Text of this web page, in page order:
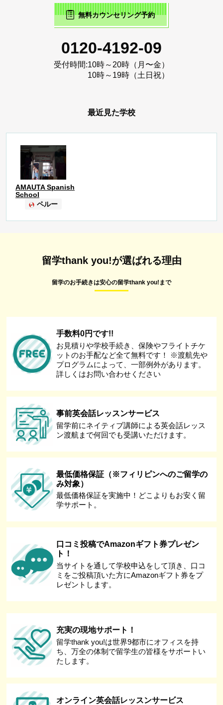
無料カウンセリング予約
0120-4192-09
受付時間:10時～20時（月〜金）
10時～19時（土日祝）
最近見た学校
AMAUTA Spanish
School
ペルー
留学thank you!が選ばれる理由
留学のお手続きは安心の留学thank you!まで
手数料0円です!!
お見積りや学校手続き、保険やフライトチケ
ットのお手配など全て無料です！ ※渡航先や
プログラムによって、一部例外があります。
詳しくはお問い合わせください
事前英会話レッスンサービス
留学前にネイティブ講師による英会話レッス
ン渡航まで何回でも受講いただけます。
最低価格保証（※フィリピンへのご留学の
み対象）
最低価格保証を実施中！どこよりもお安く留
学サポート。
口コミ投稿でAmazonギフト券プレゼン
ト！
当サイトを通して学校申込をして頂き、口コ
ミをご投稿頂いた方にAmazonギフト券をプ
レゼントします。
充実の現地サポート！
留学thank you!は世界9都市にオフィスを持
ち、万全の体制で留学生の皆様をサポートい
たします。
オンライン英会話レッスンサービス